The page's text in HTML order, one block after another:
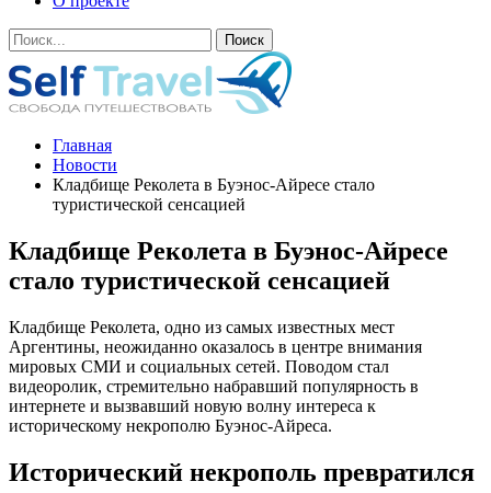
Главная
Новости
Кладбище Реколета в Буэнос-Айресе стало
туристической сенсацией
Кладбище Реколета в Буэнос-Айресе
стало туристической сенсацией
Кладбище Реколета, одно из самых известных мест
Аргентины, неожиданно оказалось в центре внимания
мировых СМИ и социальных сетей. Поводом стал
видеоролик, стремительно набравший популярность в
интернете и вызвавший новую волну интереса к
историческому некрополю Буэнос-Айреса.
Исторический некрополь превратился